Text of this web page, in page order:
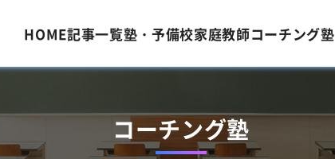
HOME記事一覧塾・予備校家庭教師コーチング塾
コーチング塾